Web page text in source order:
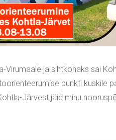
Virumaale ja sihtkohaks sai
punkti kuskile
Järvest jäid minu